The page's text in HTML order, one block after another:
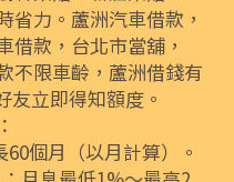
省力。 蘆洲汽車借款 ，
借款 ， 台北市當舖，
不限車齡， 蘆洲借錢有
友立即得知額度。
個月（以月計算）。